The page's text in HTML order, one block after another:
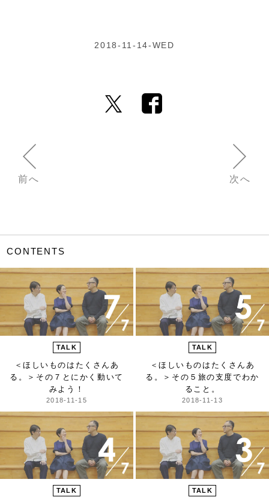
2018-11-14-WED
前へ 次へ
CONTENTS
TALK
＜ほしいものはたくさんあ
る。＞ その７とにかく動いて
みよう！
2018-11-15
TALK
＜ほしいものはたくさんあ
る。＞ その５旅の支度でわか
ること。
2018-11-13
TALK TALK